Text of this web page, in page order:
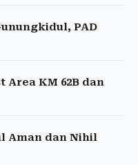
PAD
Area KM 62B dan
Aman dan Nihil